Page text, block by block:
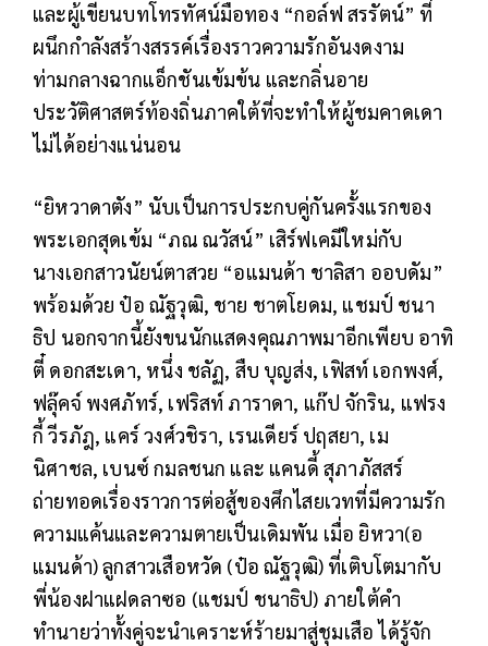
และผู้เขียนบทโทรทัศน์มือทอง “กอล์ฟ สรรัตน์” ที่
ผนึกกำลังสร้างสรรค์เรื่องราวความรักอันงดงาม
ท่ามกลางฉากแอ็กชันเข้มข้น และกลิ่นอาย
ประวัติศาสตร์ท้องถิ่นภาคใต้ที่จะทำให้ผู้ชมคาดเดา
ไม่ได้อย่างแน่นอน
“ยิหวาดาตัง” นับเป็นการประกบคู่กันครั้งแรกของ
พระเอกสุดเข้ม “ภณ ณวัสน์” เสิร์ฟเคมีใหม่กับ
นางเอกสาวนัยน์ตาสวย “อแมนด้า ชาลิสา ออบดัม”
พร้อมด้วย ป๋อ ณัฐวุฒิ, ชาย ชาตโยดม, แชมป์ ชนา
ธิป นอกจากนี้ยังขนนักแสดงคุณภาพมาอีกเพียบ อาทิ
ตี๋ ดอกสะเดา, หนึ่ง ชลัฏ, สืบ บุญส่ง, เฟิสท์ เอกพงศ์,
ฟลุ๊คจ์ พงศภัทร์, เฟริสท์ ภาราดา, แก๊ป จักริน, แฟรง
กี้ วีรภัฎ, แคร์ วงศ์วชิรา, เรนเดียร์ ปฤสยา, เม
นิศาชล, เบนซ์ กมลชนก และ แคนดี้ สุภาภัสสร์
ถ่ายทอดเรื่องราวการต่อสู้ของศึกไสยเวทที่มีความรัก
ความแค้นและความตายเป็นเดิมพัน เมื่อ ยิหวา(อ
แมนด้า) ลูกสาวเสือหวัด (ป๋อ ณัฐวุฒิ) ที่เติบโตมากับ
พี่น้องฝาแฝดลาซอ (แชมป์ ชนาธิป) ภายใต้คำ
ทำนายว่าทั้งคู่จะนำเคราะห์ร้ายมาสู่ชุมเสือ ได้รู้จัก